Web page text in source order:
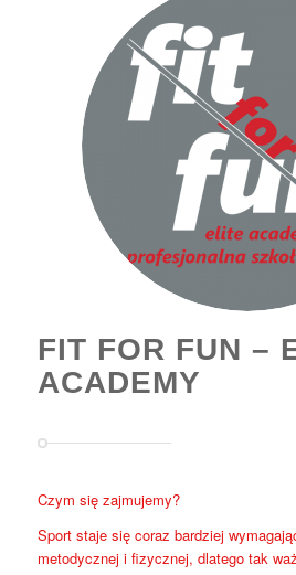
FIT FOR FUN –
ACADEMY
Czym się zajmujemy?
Sport staje się coraz bardziej
metodycznej i fizycznej, dlatego tak